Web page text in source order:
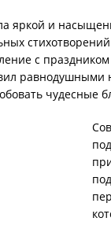
яркой и
с
чудесные